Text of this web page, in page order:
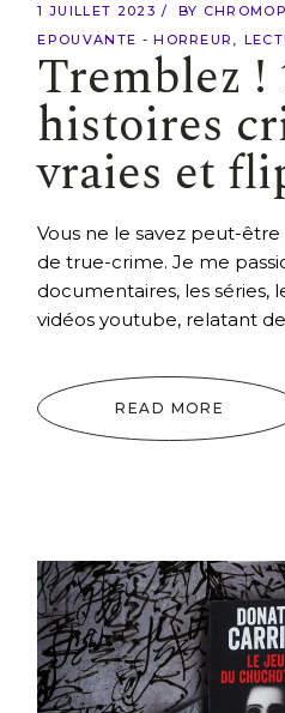
1 JUILLET 2023 BY
EPOUVANTE - HORREUR
Tremblez !
histoires
vraies et
Vous ne le savez peut-être
de true-crime. Je me
documentaires, les séries,
vidéos youtube, relatant de
READ MORE